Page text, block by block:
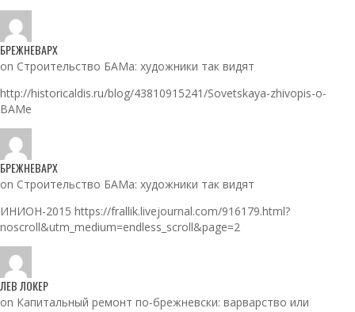
БРЕЖНЕВАРХ
on Строительство БАМа: художники так видят
http://historicaldis.ru/blog/43810915241/Sovetskaya-zhivopis-o-
BAMe
БРЕЖНЕВАРХ
on Строительство БАМа: художники так видят
ИНИОН-2015 https://frallik.livejournal.com/916179.html?
noscroll&utm_medium=endless_scroll&page=2
ЛЕВ ЛОКЕР
on Капитальный ремонт по-брежневски: варварство или